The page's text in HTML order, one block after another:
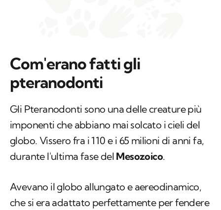
Com'erano fatti gli
pteranodonti
Gli Pteranodonti sono una delle creature più
imponenti che abbiano mai solcato i cieli del
globo. Vissero fra i 110 e i 65 milioni di anni fa,
Avevano il globo allungato e aereodinamico,